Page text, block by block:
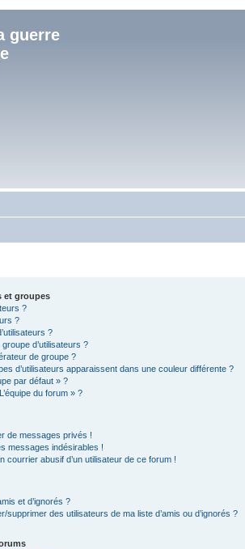
guerre
et groupes
?
?
?
d’utilisateurs ?
de groupe ?
d’utilisateurs apparaissent dans une couleur différente ?
par défaut » ?
du forum » ?
de messages privés !
messages indésirables !
courrier abusif d’un utilisateur de ce forum !
et d’ignorés ?
supprimer des utilisateurs de ma liste d’amis ou d’ignorés ?